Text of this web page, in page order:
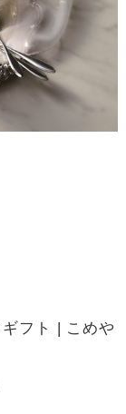
フト | こめや